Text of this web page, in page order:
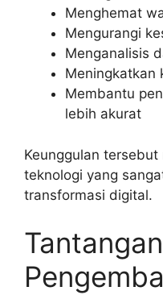
Menghemat
Mengurangi
Menganalisis
Meningkatkan
Membantu
lebih akurat
Keunggulan
teknologi yang
transformasi digital.